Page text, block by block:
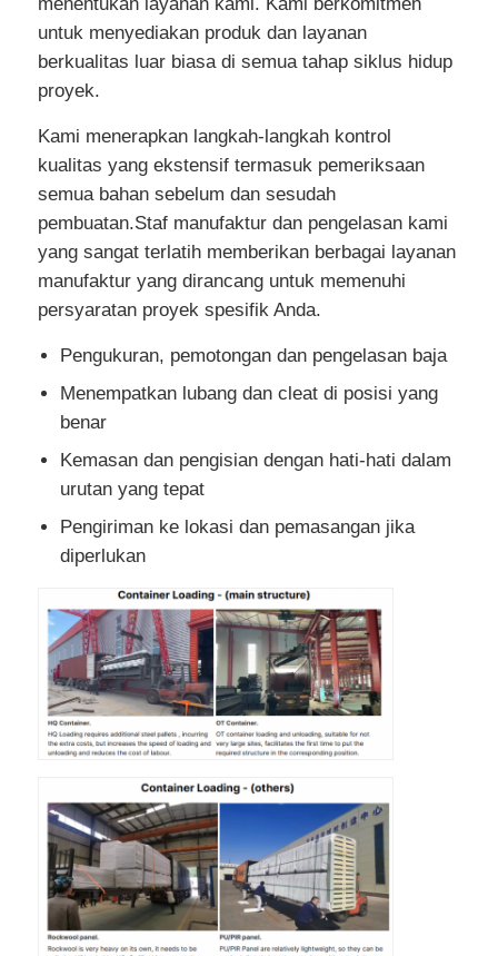
untuk menyediakan produk dan layanan
berkualitas luar biasa di semua tahap siklus hidup
proyek.
Kami menerapkan langkah-langkah kontrol
kualitas yang ekstensif termasuk pemeriksaan
semua bahan sebelum dan sesudah
pembuatan.Staf manufaktur dan pengelasan kami
yang sangat terlatih memberikan berbagai layanan
manufaktur yang dirancang untuk memenuhi
persyaratan proyek spesifik Anda.
Pengukuran, pemotongan dan pengelasan baja
Menempatkan lubang dan cleat di posisi yang
benar
Kemasan dan pengisian dengan hati-hati dalam
urutan yang tepat
Pengiriman ke lokasi dan pemasangan jika
diperlukan